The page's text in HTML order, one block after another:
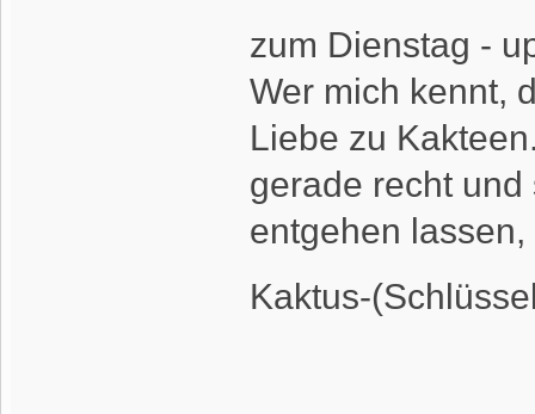
zum Dienstag -
Wer mich kennt,
Liebe zu
gerade recht
entgehen
Kaktus-